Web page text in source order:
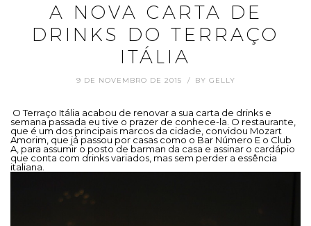
A NOVA CARTA DE
DRINKS DO TERRAÇO
ITÁLIA
9 DE NOVEMBRO DE 2015 BY GELLY
O Terraço Itália acabou de renovar a sua carta de drinks e
semana passada eu tive o prazer de conhece-la. O restaurante,
que é um dos principais marcos da cidade, convidou Mozart
Amorim, que já passou por casas como o Bar Número E o Club
A, para assumir o posto de barman da casa e assinar o cardápio
que conta com drinks variados, mas sem perder a essência
italiana.